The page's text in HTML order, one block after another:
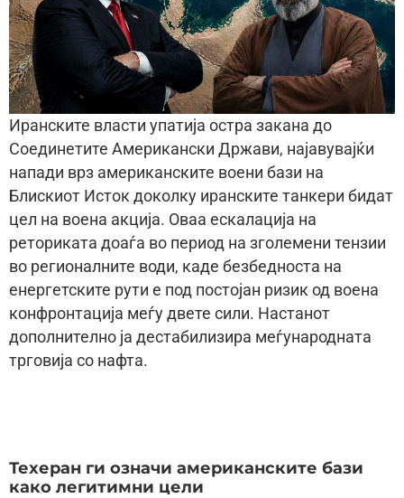
Иранските власти упатија остра закана до
Соединетите Американски Држави, најавувајќи
напади врз американските воени бази на
Блискиот Исток доколку иранските танкери бидат
цел на воена акција. Оваа ескалација на
реториката доаѓа во период на зголемени тензии
во регионалните води, каде безбедноста на
енергетските рути е под постојан ризик од воена
конфронтација меѓу двете сили. Настанот
дополнително ја дестабилизира меѓународната
трговија со нафта.
Техеран ги означи американските бази
како легитимни цели